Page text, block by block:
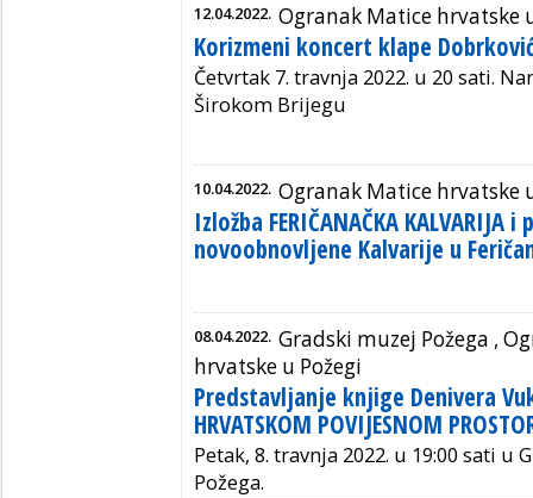
12.04.2022. Ogranak Matice hrvatske
Korizmeni koncert klape
Četvrtak 7. travnja 2022. u 20 sati.
Širokom Brijegu
10.04.2022. Ogranak Matice hrvatske
Izložba FERIČANAČKA KALVARIJA
novoobnovljene Kalvarije u
08.04.2022. Gradski muzej Požega ,
hrvatske u Požegi
Predstavljanje knjige Denivera
HRVATSKOM POVIJESNOM
Petak, 8. travnja 2022. u 19:00 sati u
Požega.